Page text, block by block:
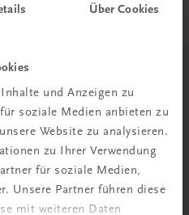
Über Cookies
und Anzeigen zu
soziale Medien anbieten zu
Website zu analysieren.
zu Ihrer Verwendung
für soziale Medien,
Unsere Partner führen diese
mit weiteren Daten
bei TRAUNER!
uns